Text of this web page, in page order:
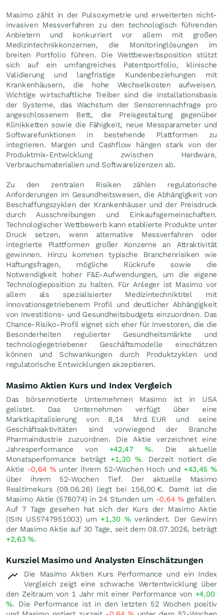
Masimo zählt in der Pulsoxymetrie und erweiterten nicht-
invasiven Messverfahren zu den technologisch führenden
Anbietern und konkurriert vor allem mit großen
Medizintechnikkonzernen, die Monitoringlösungen im
breiten Portfolio führen. Die Wettbewerbsposition stützt
sich auf ein umfangreiches Patentportfolio, klinische
Validierung und langfristige Kundenbeziehungen mit
Krankenhäusern, die hohe Wechselkosten aufweisen.
Wichtige wirtschaftliche Treiber sind die Installationsbasis
der Systeme, das Wachstum der Sensorennachfrage pro
angeschlossenem Bett, die Preisgestaltung gegenüber
Klinikketten sowie die Fähigkeit, neue Messparameter und
Softwarefunktionen in bestehende Plattformen zu
integrieren. Margen und Cashflow hängen stark von der
Produktmix-Entwicklung zwischen Hardware,
Verbrauchsmaterialien und Softwarelizenzen ab.
Zu den zentralen Risiken zählen regulatorische
Anforderungen im Gesundheitswesen, die Abhängigkeit von
Beschaffungszyklen der Krankenhäuser und der Preisdruck
durch Ausschreibungen und Einkaufsgemeinschaften.
Technologischer Wettbewerb kann etablierte Produkte unter
Druck setzen, wenn alternative Messverfahren oder
integrierte Plattformen großer Konzerne an Attraktivität
gewinnen. Hinzu kommen typische Branchenrisiken wie
Haftungsfragen, mögliche Rückrufe sowie die
Notwendigkeit hoher F&E-Aufwendungen, um die eigene
Technologieposition zu halten. Für Anleger ist Masimo vor
allem als spezialisierter Medizintechniktitel mit
innovationsgetriebenem Profil und deutlicher Abhängigkeit
von Investitions- und Gesundheitsbudgets einzuordnen. Das
Chance-Risiko-Profil eignet sich eher für Investoren, die die
Besonderheiten regulierter Gesundheitsmärkte und
technologiegetriebener Geschäftsmodelle einschätzen
können und Schwankungen durch Produktzyklen und
regulatorische Entwicklungen akzeptieren.
Masimo Aktien Kurs und Index Vergleich
Das börsennotierte Unternehmen Masimo ist in USA
gelistet. Das Unternehmen verfügt über eine
Marktkapitalisierung von 8,14 Mrd. EUR und seine
Geschäftsaktivitäten sind vorwiegend der Branche
Pharmaindustrie zuzuordnen. Die Aktie verzeichnet eine
Jahresperformance von +42,47%. Die aktuelle
Monatsperformance beträgt +1,30%. Derzeit notiert die
Aktie -0,64 %unter ihrem 52-Wochen Hoch und +43,45%
über ihrem 52-Wochen Tief. Der aktuelle Masimo
Realtimekurs (09.06.26) liegt bei 156,00 €. Damit ist die
Masimo Aktie (578074) in 24 Stunden um -0,64 %gefallen.
Auf 7 Tage gesehen hat sich der Kurs der Masimo Aktie
(ISIN US5747951003) um +1,30 %verändert. Der Gewinn
der Masimo Aktie auf 30 Tage, seit dem 08.07.2026, beträgt
+2,63%.
Kursziel Masimo und Analysten Einschätzungen
Die Masimo Aktien Kurs Performance und ein Index
Vergleich zeigt eine schwache Wertentwicklung über
den Zeitraum von 1 Jahr mit einer Performance von +4,00
%. Die Performance ist in den letzten 52 Wochen positiv